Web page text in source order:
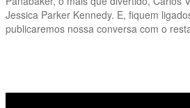
Jessica Parker Kennedy. E, fiquem
publicaremos nossa conversa com o